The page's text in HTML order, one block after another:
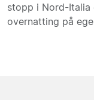
stopp i Nord-Italia
overnatting på